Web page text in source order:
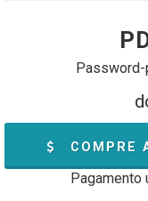
Password-
COMPRE
Pagamento